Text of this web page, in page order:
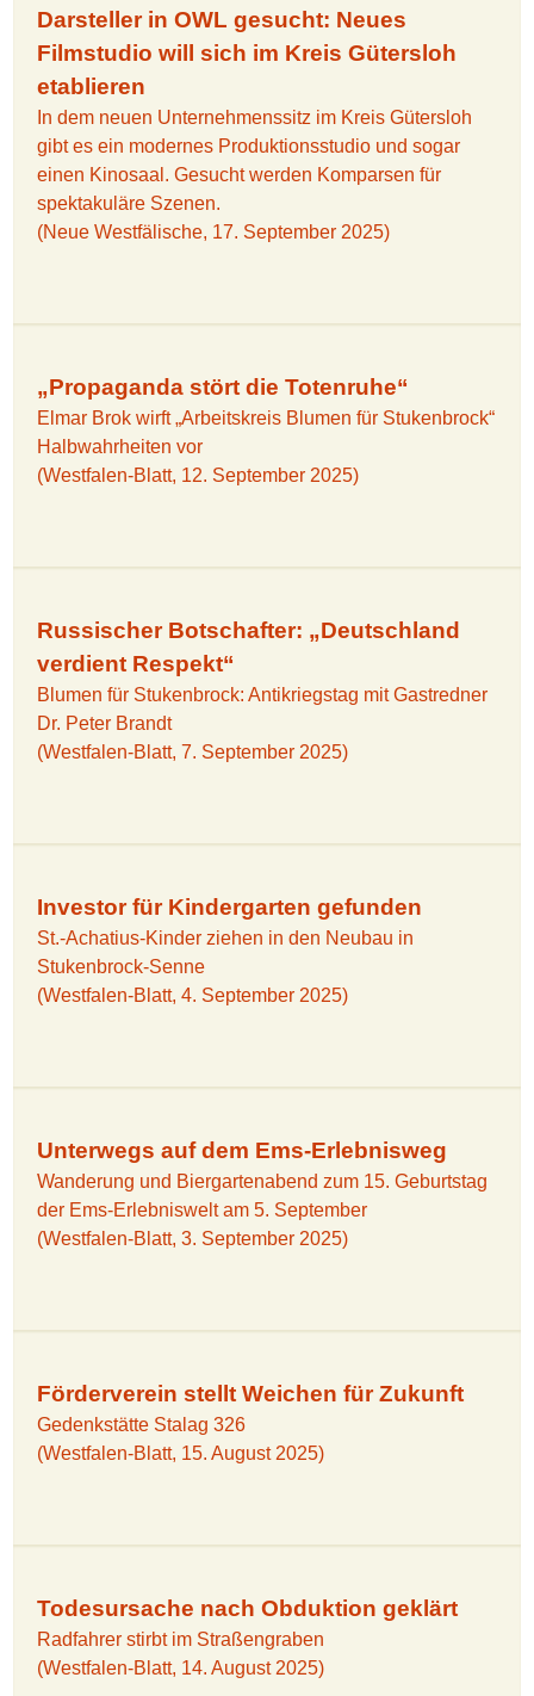
Darsteller in OWL gesucht: Neues
Filmstudio will sich im Kreis Gütersloh
etablieren
In dem neuen Unternehmenssitz im Kreis Gütersloh
gibt es ein modernes Produktionsstudio und sogar
einen Kinosaal. Gesucht werden Komparsen für
spektakuläre Szenen.
(Neue Westfälische, 17. September 2025)
„Propaganda stört die Totenruhe“
Elmar Brok wirft „Arbeitskreis Blumen für Stukenbrock“
Halbwahrheiten vor
(Westfalen-Blatt, 12. September 2025)
Russischer Botschafter: „Deutschland
verdient Respekt“
Blumen für Stukenbrock: Antikriegstag mit Gastredner
Dr. Peter Brandt
(Westfalen-Blatt, 7. September 2025)
Investor für Kindergarten gefunden
St.-Achatius-Kinder ziehen in den Neubau in
Stukenbrock-Senne
(Westfalen-Blatt, 4. September 2025)
Unterwegs auf dem Ems-Erlebnisweg
Wanderung und Biergartenabend zum 15. Geburtstag
der Ems-Erlebniswelt am 5. September
(Westfalen-Blatt, 3. September 2025)
Förderverein stellt Weichen für Zukunft
Gedenkstätte Stalag 326
(Westfalen-Blatt, 15. August 2025)
Todesursache nach Obduktion geklärt
Radfahrer stirbt im Straßengraben
(Westfalen-Blatt, 14. August 2025)